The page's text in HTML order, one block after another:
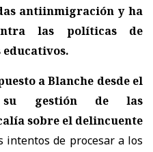
antiinmigración y ha
las políticas de
a Blanche desde el
su gestión de las
sobre el delincuente
intentos de procesar a los